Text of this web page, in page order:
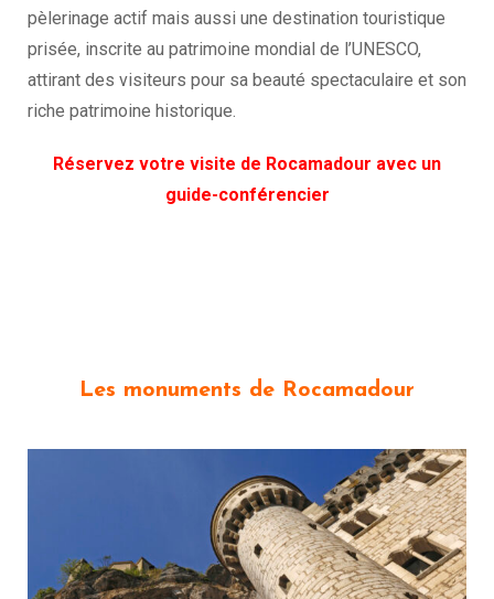
pèlerinage actif mais aussi une destination touristique
prisée, inscrite au patrimoine mondial de l’UNESCO,
attirant des visiteurs pour sa beauté spectaculaire et son
riche patrimoine historique.
Réservez votre visite de Rocamadour avec un
guide-conférencier
Les monuments de Rocamadour